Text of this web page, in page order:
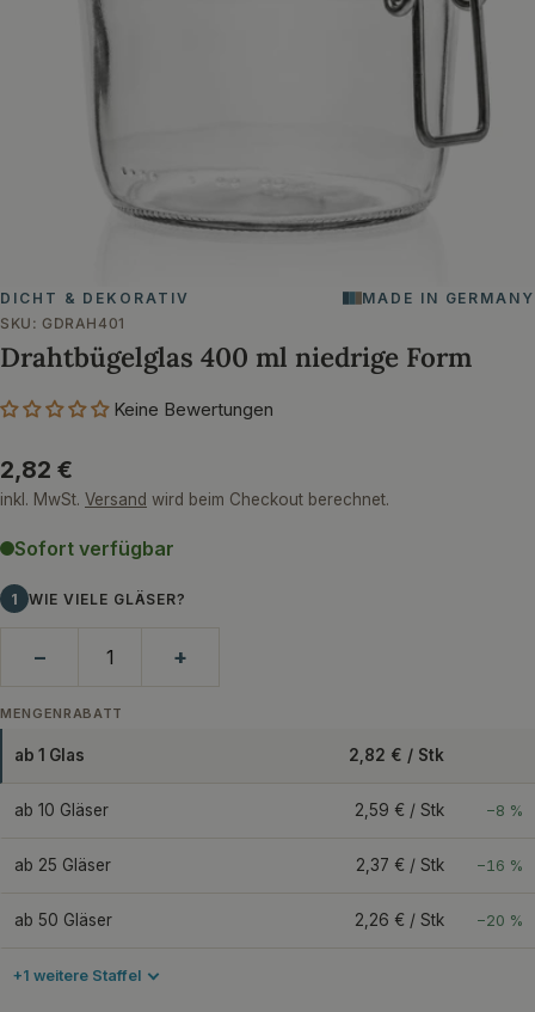
Sie das Medium 0 im Modalformat
DICHT & DEKORATIV
MADE IN GERMANY
SKU: GDRAH401
Drahtbügelglas 400 ml niedrige Form
Keine Bewertungen
Regulärer
Preis
2,82 €
inkl. MwSt. Versand wird beim Checkout berechnet.
Sofort verfügbar
1 WIE VIELE GLÄSER?
− +
MENGENRABATT
ab 1 Glas 2,82 € / Stk
ab 10 Gläser 2,59 € / Stk −8 %
ab 25 Gläser 2,37 € / Stk −16 %
ab 50 Gläser 2,26 € / Stk −20 %
+1 weitere Staffel